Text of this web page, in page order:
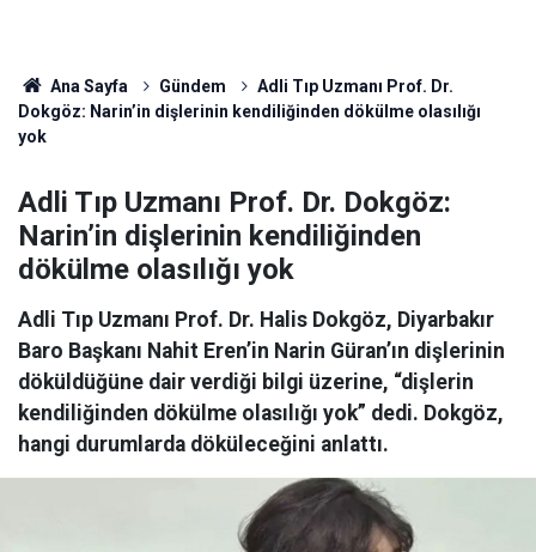
Ana Sayfa Gündem
Adli Tıp Uzmanı Prof. Dr.
Dokgöz: Narin’in dişlerinin kendiliğinden dökülme olasılığı
yok
Adli Tıp Uzmanı Prof. Dr. Dokgöz:
Narin’in dişlerinin kendiliğinden
dökülme olasılığı yok
Adli Tıp Uzmanı Prof. Dr. Halis Dokgöz, Diyarbakır
Baro Başkanı Nahit Eren’in Narin Güran’ın dişlerinin
döküldüğüne dair verdiği bilgi üzerine, “dişlerin
kendiliğinden dökülme olasılığı yok” dedi. Dokgöz,
hangi durumlarda döküleceğini anlattı.